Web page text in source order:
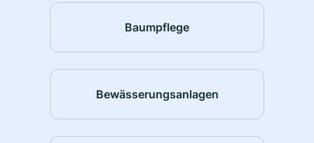
Baumpflege
Bewässerungsanlagen